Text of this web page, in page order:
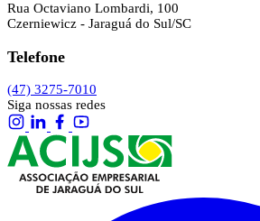
Rua Octaviano Lombardi, 100
Czerniewicz - Jaraguá do Sul/SC
Telefone
(47) 3275-7010
Siga nossas redes